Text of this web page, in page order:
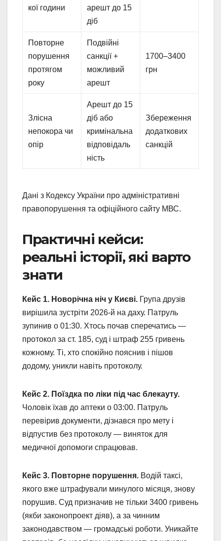
кої години
арешт до 15
діб
Повторне
порушення
протягом
року
Подвійні
санкції +
можливий
арешт
1700–3400
грн
Злісна
непокора чи
опір
Арешт до 15
діб або
кримінальна
відповідаль
ність
Збереження
додаткових
санкцій
Дані з Кодексу України про адміністративні
правопорушення та офіційного сайту МВС.
Практичні кейси:
реальні історії, які варто
знати
Кейс 1. Новорічна ніч у Києві. Група друзів
вирішила зустріти 2026-й на даху. Патруль
зупинив о 01:30. Хтось почав сперечатись —
протокол за ст. 185, суд і штраф 255 гривень
кожному. Ті, хто спокійно пояснив і пішов
додому, уникли навіть протоколу.
Кейс 2. Поїздка по ліки під час блекауту.
Чоловік їхав до аптеки о 03:00. Патруль
перевірив документи, дізнався про мету і
відпустив без протоколу — виняток для
медичної допомоги спрацював.
Кейс 3. Повторне порушення. Водій таксі,
якого вже штрафували минулого місяця, знову
порушив. Суд призначив не тільки 3400 гривень
(якби законопроект діяв), а за чинним
законодавством — громадські роботи. Уникайте